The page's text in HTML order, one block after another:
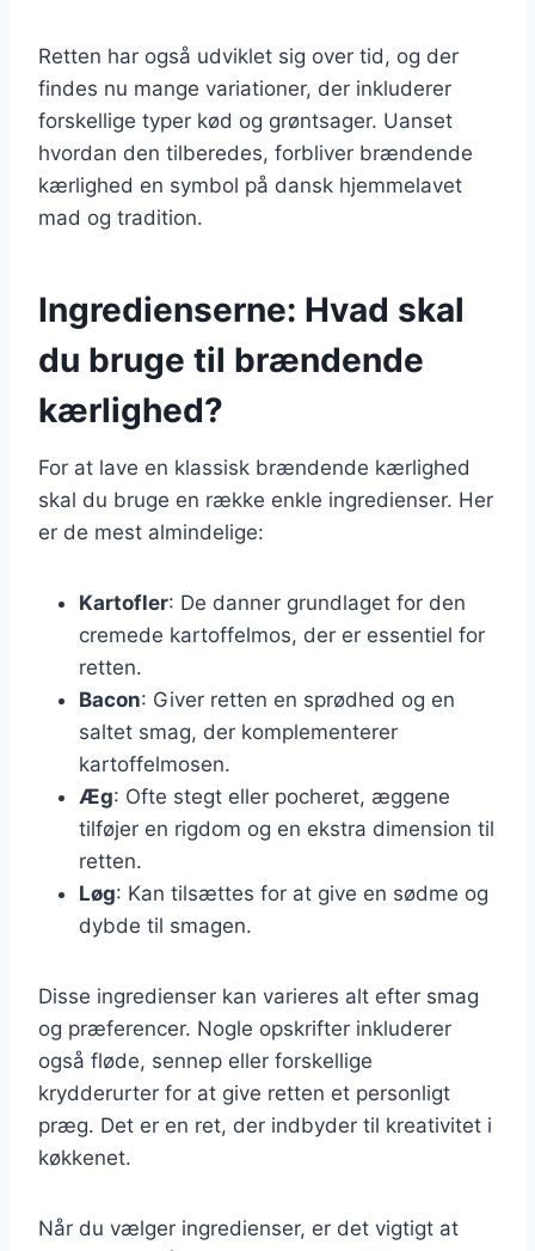
Retten har også udviklet sig over tid, og der
findes nu mange variationer, der inkluderer
forskellige typer kød og grøntsager. Uanset
hvordan den tilberedes, forbliver brændende
kærlighed en symbol på dansk hjemmelavet
mad og tradition.
Ingredienserne: Hvad skal
du bruge til brændende
kærlighed?
For at lave en klassisk brændende kærlighed
skal du bruge en række enkle ingredienser. Her
er de mest almindelige:
Kartofler: De danner grundlaget for den
cremede kartoffelmos, der er essentiel for
retten.
Bacon: Giver retten en sprødhed og en
saltet smag, der komplementerer
kartoffelmosen.
Æg: Ofte stegt eller pocheret, æggene
tilføjer en rigdom og en ekstra dimension til
retten.
Løg: Kan tilsættes for at give en sødme og
dybde til smagen.
Disse ingredienser kan varieres alt efter smag
og præferencer. Nogle opskrifter inkluderer
også fløde, sennep eller forskellige
krydderurter for at give retten et personligt
præg. Det er en ret, der indbyder til kreativitet i
køkkenet.
Når du vælger ingredienser, er det vigtigt at